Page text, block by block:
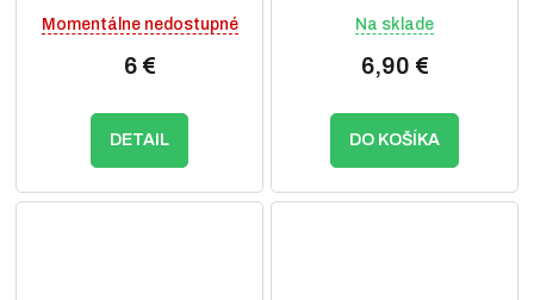
Momentálne nedostupné
6 €
DETAIL
Na sklade
6,90 €
DO KOŠÍKA